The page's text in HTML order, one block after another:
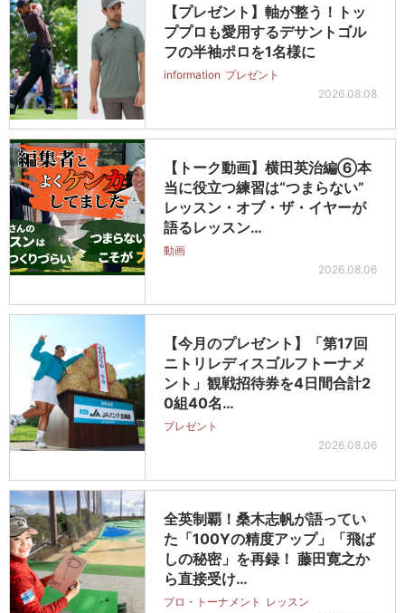
【プレゼント】軸が整う！トッ
ププロも愛用するデサントゴル
フの半袖ポロを1名様に
information プレゼント
2026.08.08
【トーク動画】横田英治編⑥本
当に役立つ練習は“つまらない”
レッスン・オブ・ザ・イヤーが
語るレッスン…
動画
2026.08.06
【今月のプレゼント】「第17回
ニトリレディスゴルフトーナメ
ント」観戦招待券を4日間合計2
0組40名…
プレゼント
2026.08.06
全英制覇！桑木志帆が語ってい
た「100Yの精度アップ」「飛ば
しの秘密」を再録！ 藤田寛之か
ら直接受け…
プロ・トーナメント レッスン